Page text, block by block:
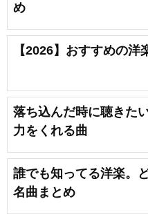
め
【2026】おすすめの洋
落ち込んだ時に聴きた
力をくれる曲
誰でも知ってる洋楽。
名曲まとめ